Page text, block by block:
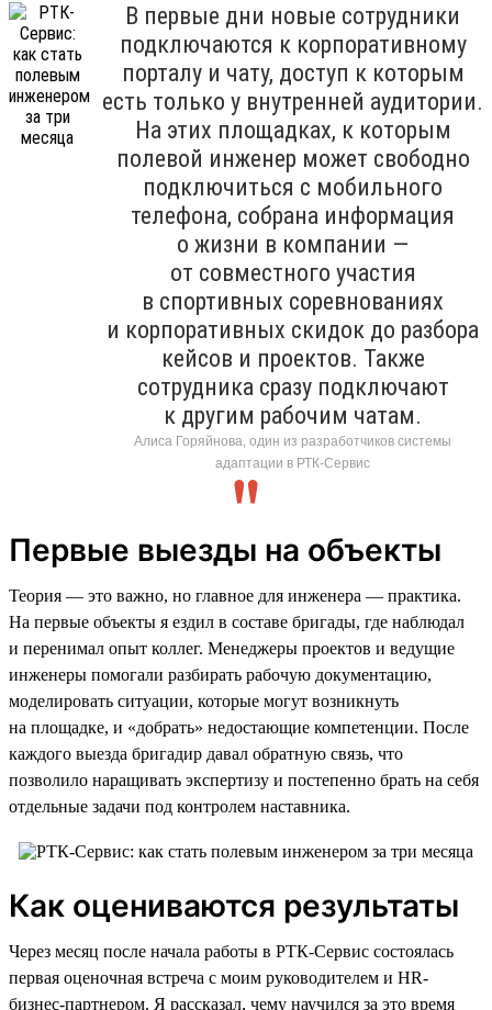
В первые дни новые сотрудники
подключаются к корпоративному
порталу и чату, доступ к которым
есть только у внутренней аудитории.
На этих площадках, к которым
полевой инженер может свободно
подключиться с мобильного
телефона, собрана информация
о жизни в компании —
от совместного участия
в спортивных соревнованиях
и корпоративных скидок до разбора
кейсов и проектов. Также
сотрудника сразу подключают
к другим рабочим чатам.
Алиса Горяйнова, один из разработчиков системы
адаптации в РТК-Сервис
Первые выезды на объекты
Теория — это важно, но главное для инженера — практика.
На первые объекты я ездил в составе бригады, где наблюдал
и перенимал опыт коллег. Менеджеры проектов и ведущие
инженеры помогали разбирать рабочую документацию,
моделировать ситуации, которые могут возникнуть
на площадке, и «добрать» недостающие компетенции. После
каждого выезда бригадир давал обратную связь, что
позволило наращивать экспертизу и постепенно брать на себя
отдельные задачи под контролем наставника.
Как оцениваются результаты
Через месяц после начала работы в РТК-Сервис состоялась
первая оценочная встреча с моим руководителем и HR-
бизнес-партнером. Я рассказал, чему научился за это время